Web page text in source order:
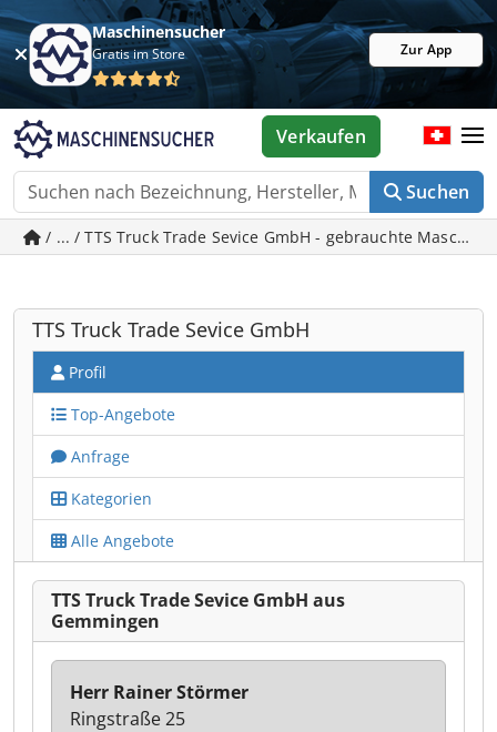
Maschinensucher
Gratis im Store Zur App
Suchen
Verkaufen
/ ... / TTS Truck Trade Sevice GmbH - gebrauchte
TTS Truck Trade Sevice GmbH
Profil
Top-Angebote
Anfrage
Kategorien
Alle Angebote
TTS Truck Trade Sevice GmbH aus
Gemmingen
Herr Rainer Störmer
Ringstraße 25